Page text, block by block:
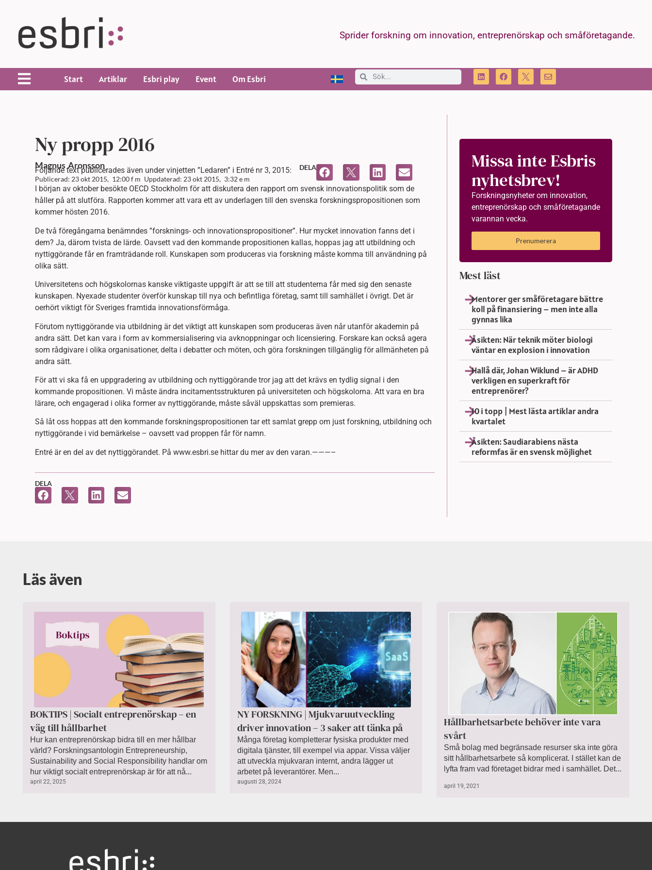
Sprider forskning om innovation, entreprenörskap och småföretagande.
Start Artiklar Esbri play Event Om Esbri
Ny propp 2016
Magnus Aronsson
Publicerad: 23 okt 2015, 12:00 f m Uppdaterad: 23 okt 2015, 3:32 e m
DELA
Följande text publicerades även under vinjetten ”Ledaren” i Entré nr 3, 2015:
I början av oktober besökte OECD Stockholm för att diskutera den rapport om svensk innovationspolitik som de
håller på att slutföra. Rapporten kommer att vara ett av underlagen till den svenska forskningspropositionen som
kommer hösten 2016.
De två föregångarna benämndes ”forsknings- och innovationspropositioner”. Hur mycket innovation fanns det i
dem? Ja, därom tvista de lärde. Oavsett vad den kommande propositionen kallas, hoppas jag att utbildning och
nyttiggörande får en framträdande roll. Kunskapen som produceras via forskning måste komma till användning på
olika sätt.
Universitetens och högskolornas kanske viktigaste uppgift är att se till att studenterna får med sig den senaste
kunskapen. Nyexade studenter överför kunskap till nya och befintliga företag, samt till samhället i övrigt. Det är
oerhört viktigt för Sveriges framtida innovationsförmåga.
Förutom nyttiggörande via utbildning är det viktigt att kunskapen som produceras även når utanför akademin på
andra sätt. Det kan vara i form av kommersialisering via avknoppningar och licensiering. Forskare kan också agera
som rådgivare i olika organisationer, delta i debatter och möten, och göra forskningen tillgänglig för allmänheten på
andra sätt.
För att vi ska få en uppgradering av utbildning och nyttiggörande tror jag att det krävs en tydlig signal i den
kommande propositionen. Vi måste ändra incitamentsstrukturen på universiteten och högskolorna. Att vara en bra
lärare, och engagerad i olika former av nyttiggörande, måste såväl uppskattas som premieras.
Så låt oss hoppas att den kommande forskningspropositionen tar ett samlat grepp om just forskning, utbildning och
nyttiggörande i vid bemärkelse – oavsett vad proppen får för namn.
Entré är en del av det nyttiggörandet. På www.esbri.se hittar du mer av den varan.———–
DELA
Missa inte Esbris
nyhetsbrev!
Forskningsnyheter om innovation,
entreprenörskap och småföretagande
varannan vecka.
Prenumerera
Mest läst
Mentorer ger småföretagare bättre
koll på finansiering – men inte alla
gynnas lika
Åsikten: När teknik möter biologi
väntar en explosion i innovation
Hallå där, Johan Wiklund – är ADHD
verkligen en superkraft för
entreprenörer?
10 i topp | Mest lästa artiklar andra
kvartalet
Åsikten: Saudiarabiens nästa
reformfas är en svensk möjlighet
Läs även
BOKTIPS | Socialt entreprenörskap – en
väg till hållbarhet
Hur kan entreprenörskap bidra till en mer hållbar
värld? Forskningsantologin Entrepreneurship,
Sustainability and Social Responsibility handlar om
hur viktigt socialt entreprenörskap är för att nå...
april 22, 2025
NY FORSKNING | Mjukvaruutveckling
driver innovation – 3 saker att tänka på
Många företag kompletterar fysiska produkter med
digitala tjänster, till exempel via appar. Vissa väljer
att utveckla mjukvaran internt, andra lägger ut
arbetet på leverantörer. Men...
augusti 28, 2024
Hållbarhetsarbete behöver inte vara
svårt
Små bolag med begränsade resurser ska inte göra
sitt hållbarhetsarbete så komplicerat. I stället kan de
lyfta fram vad företaget bidrar med i samhället. Det...
april 19, 2021